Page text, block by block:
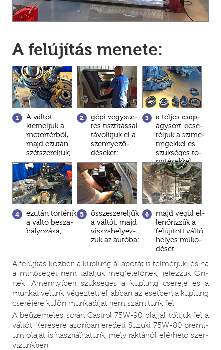
A felújítás menete:
1.
A vál­tót
kiemel­jük a
motor­tér­ből,
majd ez­után
szét­szereljük;
2.
gé­pi vegy­sze­
res tisz­tí­tás­sal
tá­vo­lít­juk el a
szennye­ző­
déseket;
a tel­jes csap­
ágy­sort ki­cse­
rél­jük a szi­me­
rin­gek­kel és
szük­sé­ges tö­
mí­té­sek­kel
együtt;
4.
ez­után tör­té­nik
a vál­tó be­sza­
bá­lyozása;
5.
össze­sze­rel­jük
a vál­tót, majd
vissza­he­lyez­
zük az au­tó­ba;
majd vé­gül el­
len­őriz­zük a
fel­újí­tott vál­tó
he­lyes mű­kö­
dé­sét.
A fel­újítás köz­ben a kup­lung ál­la­po­tát is fel­mér­jük, és ha
a mi­nő­sé­gét nem ta­lál­juk meg­­felelőnek, je­lez­zük Ön­
nek. Amennyi­ben szük­sé­ges a kup­lung cse­ré­je és a
mun­kát ve­lünk vé­gez­te­ti el, ab­ban az eset­ben a kup­lung
cse­ré­jé­re kü­lön mun­ka­dí­jat nem szá­mí­tunk fel.
A be­üze­me­lés so­rán Cast­rol 75W-90 olaj­jal tölt­jük fel a
vál­tót. Ké­ré­sé­re azon­ban ere­de­ti Su­zu­ki 75W-80 pré­mi­
um ola­jat is hasz­nál­ha­tunk, mely rak­tár­ról el­ér­he­tő szer­
vi­zünk­ben.